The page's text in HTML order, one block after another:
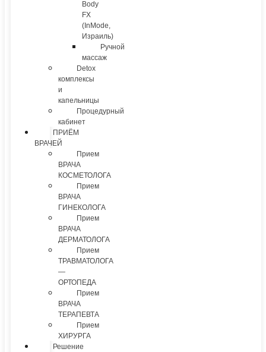
Body
FX
(InMode,
Израиль)
Ручной
массаж
Detox
комплексы
и
капельницы
Процедурный
кабинет
ПРИЁМ
ВРАЧЕЙ
Прием
ВРАЧА
КОСМЕТОЛОГА
Прием
ВРАЧА
ГИНЕКОЛОГА
Прием
ВРАЧА
ДЕРМАТОЛОГА
Прием
ТРАВМАТОЛОГА
—
ОРТОПЕДА
Прием
ВРАЧА
ТЕРАПЕВТА
Прием
ХИРУРГА
Решение